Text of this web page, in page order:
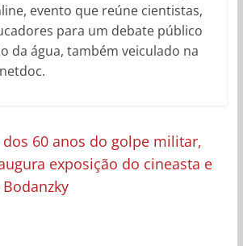
evento que reúne cientistas,
para um debate público
da água, também veiculado na
60 anos do golpe militar,
exposição do cineasta e